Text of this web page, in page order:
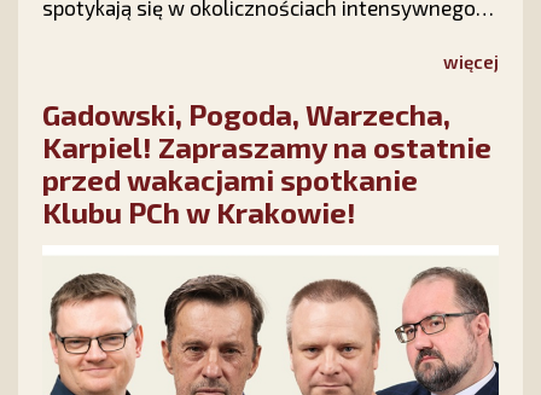
spotykają się w okolicznościach intensywnego
pokona wszelkie przeciwności.
więcej
Gadowski, Pogoda, Warzecha,
Karpiel! Zapraszamy na ostatnie
przed wakacjami spotkanie
Klubu PCh w Krakowie!